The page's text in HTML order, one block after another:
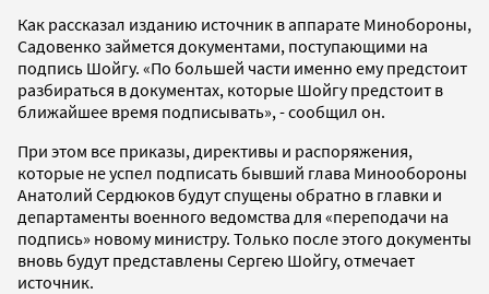
Как рассказал изданию источник в аппарате Минобороны,
Садовенко займется документами, поступающими на
подпись Шойгу. «По большей части именно ему предстоит
разбираться в документах, которые Шойгу предстоит в
ближайшее время подписывать», - сообщил он.
При этом все приказы, директивы и распоряжения,
которые не успел подписать бывший глава Минообороны
Анатолий Сердюков будут спущены обратно в главки и
департаменты военного ведомства для «переподачи на
подпись» новому министру. Только после этого документы
вновь будут представлены Сергею Шойгу, отмечает
источник.